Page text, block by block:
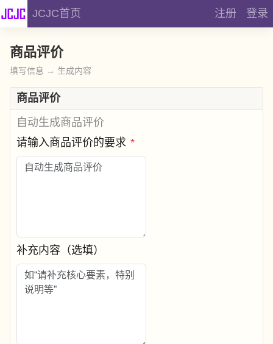
JCJC首页 注册 登录
商品评价
填写信息 → 生成内容
商品评价
自动生成商品评价
请输入商品评价的要求 *
补充内容（选填）